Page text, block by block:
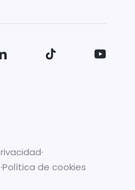
·
·Política de cookies